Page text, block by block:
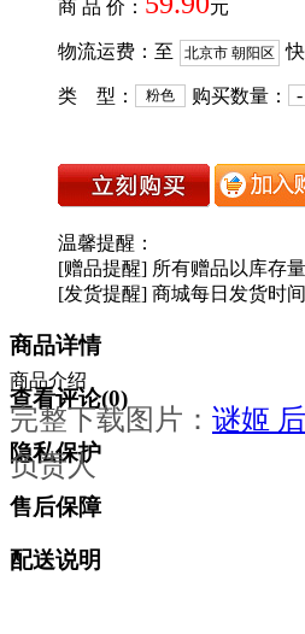
商 品 价：
元
物流运费：至 北京市 朝阳区
类 型： 粉色 购买数量： -
温馨提醒：
[赠品提醒] 所有赠品以库存
[发货提醒] 商城每日发货时
商品详情
查看评论(0)
隐私保护
售后保障
配送说明
商品介绍
完整下载图片： 谜姬
负责人